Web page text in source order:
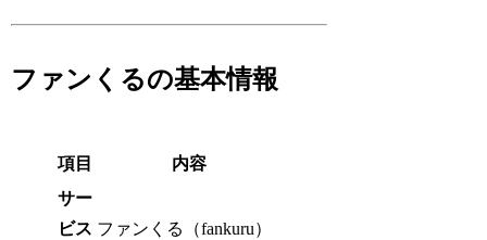
ファンくるの基本情報
項目
内容
サー
ビス ファンくる（fankuru）